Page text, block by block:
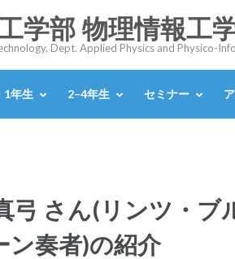
学部 物理情報工
Dept. Applied Physics and Physico-
1年生 2–4年生 セミナー
弓 さん(リンツ・
ン奏者)の紹介